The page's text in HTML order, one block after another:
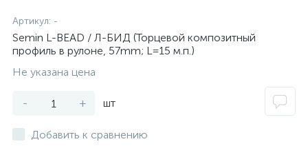
Артикул: -
Semin L-BEAD / Л-БИД (Торцевой композитный
профиль в рулоне, 57mm; L=15 м.п.)
Не указана цена
- + шт
Добавить к сравнению